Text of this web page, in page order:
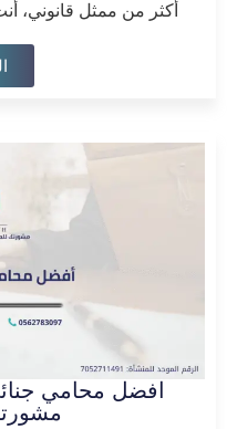
أكثر من ممثل قانوني،